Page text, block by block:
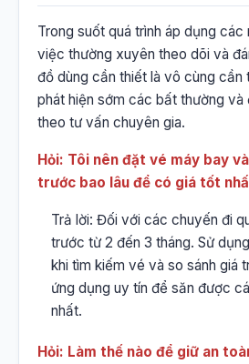
Trong suốt quá trình áp dụng
việc thường xuyên theo dõi và
đồ dùng cần thiết là vô cùng cần
phát hiện sớm các bất thường và
theo tư vấn chuyên gia.
Hỏi: Tôi nên đặt vé máy bay
trước bao lâu để có giá tốt
Trả lời: Đối với các chuyến đi
trước từ 2 đến 3 tháng. Sử
khi tìm kiếm vé và so sánh giá
ứng dụng uy tín để săn được
nhất.
Hỏi: Làm thế nào để giữ an